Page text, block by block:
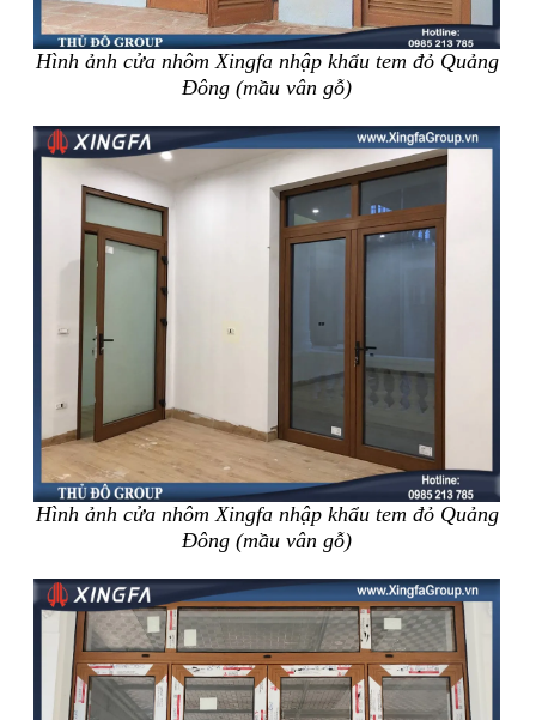
Hình ảnh cửa nhôm Xingfa nhập khẩu tem đỏ Quảng
Đông (mầu vân gỗ)
Hình ảnh cửa nhôm Xingfa nhập khẩu tem đỏ Quảng
Đông (mầu vân gỗ)